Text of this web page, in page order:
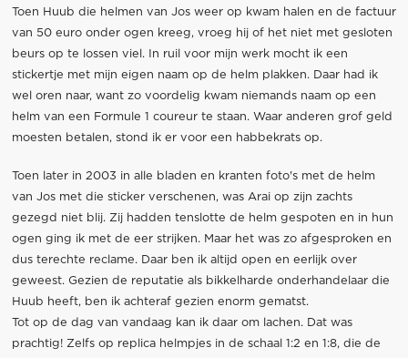
Toen Huub die helmen van Jos weer op kwam halen en de factuur
van 50 euro onder ogen kreeg, vroeg hij of het niet met gesloten
beurs op te lossen viel. In ruil voor mijn werk mocht ik een
stickertje met mijn eigen naam op de helm plakken. Daar had ik
wel oren naar, want zo voordelig kwam niemands naam op een
helm van een Formule 1 coureur te staan. Waar anderen grof geld
moesten betalen, stond ik er voor een habbekrats op.
Toen later in 2003 in alle bladen en kranten foto's met de helm
van Jos met die sticker verschenen, was Arai op zijn zachts
gezegd niet blij. Zij hadden tenslotte de helm gespoten en in hun
ogen ging ik met de eer strijken. Maar het was zo afgesproken en
dus terechte reclame. Daar ben ik altijd open en eerlijk over
geweest. Gezien de reputatie als bikkelharde onderhandelaar die
Huub heeft, ben ik achteraf gezien enorm gematst.
Tot op de dag van vandaag kan ik daar om lachen. Dat was
prachtig! Zelfs op replica helmpjes in de schaal 1:2 en 1:8, die de